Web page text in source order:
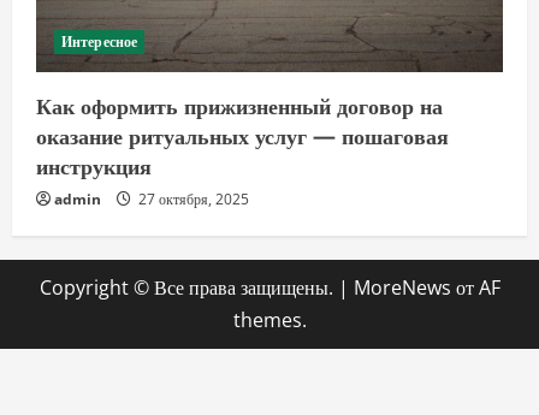
Интересное
Как оформить прижизненный договор на
оказание ритуальных услуг — пошаговая
инструкция
admin 27 октября, 2025
Copyright © Все права защищены. | MoreNews от AF
themes.